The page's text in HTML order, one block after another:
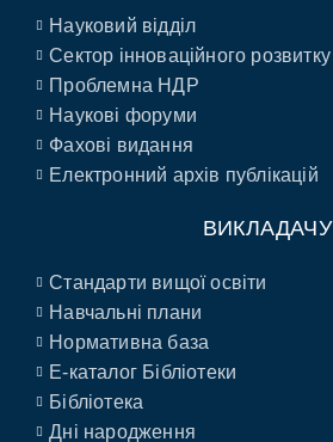
Науковий відділ
Сектор інноваційного розвитку
Проблемна НДР
Наукові форуми
Фахові видання
Електронний архів публікацій
ВИКЛАДАЧУ
Стандарти вищої освіти
Навчальні плани
Нормативна база
E-каталог Бібліотеки
Бібліотека
Дні народження